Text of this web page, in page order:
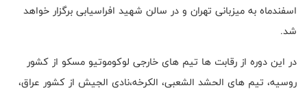
اسفندماه به میزبانی تهران و در سالن شهید افراسیابی برگزار خواهد
شد.
در این دوره از رقابت ها تیم های خارجی لوکوموتیو مسکو از کشور
روسیه، تیم های الحشد الشعبی، الکرخه،نادی الجیش از کشور عراق،